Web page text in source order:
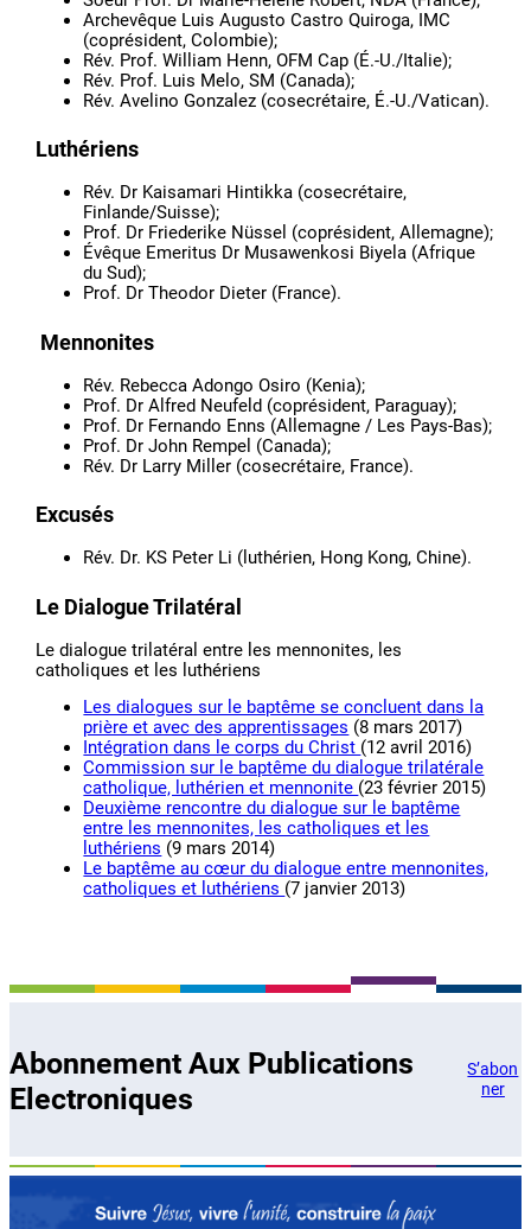
Archevêque Luis Augusto Castro Quiroga, IMC
(coprésident, Colombie);
Rév. Prof. William Henn, OFM Cap (É.-U./Italie);
Rév. Prof. Luis Melo, SM (Canada);
Rév. Avelino Gonzalez (cosecrétaire, É.-U./Vatican).
Luthériens
Rév. Dr Kaisamari Hintikka (cosecrétaire,
Finlande/Suisse);
Prof. Dr Friederike Nüssel (coprésident, Allemagne);
Évêque Emeritus Dr Musawenkosi Biyela (Afrique
du Sud);
Prof. Dr Theodor Dieter (France).
Mennonites
Rév. Rebecca Adongo Osiro (Kenia);
Prof. Dr Alfred Neufeld (coprésident, Paraguay);
Prof. Dr Fernando Enns (Allemagne / Les Pays-Bas);
Prof. Dr John Rempel (Canada);
Rév. Dr Larry Miller (cosecrétaire, France).
Excusés
Rév. Dr. KS Peter Li (luthérien, Hong Kong, Chine).
Le Dialogue Trilatéral
Le dialogue trilatéral entre les mennonites, les
catholiques et les luthériens
Les dialogues sur le baptême se concluent dans la
prière et avec des apprentissages (8 mars 2017)
Intégration dans le corps du Christ (12 avril 2016)
Commission sur le baptême du dialogue trilatérale
catholique, luthérien et mennonite (23 février 2015)
Deuxième rencontre du dialogue sur le baptême
entre les mennonites, les catholiques et les
luthériens (9 mars 2014)
Le baptême au cœur du dialogue entre mennonites,
catholiques et luthériens (7 janvier 2013)
Abonnement Aux Publications
Electroniques
S’abon
ner